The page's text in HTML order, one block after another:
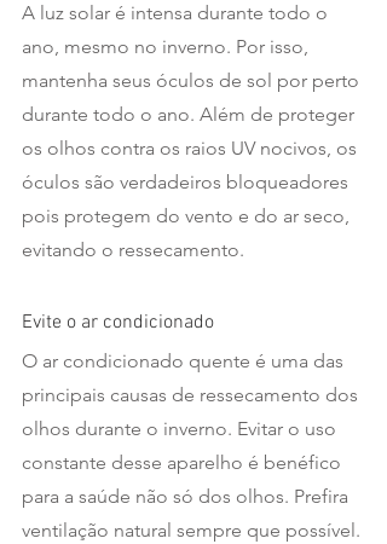
A luz solar é intensa durante todo o
ano, mesmo no inverno. Por isso,
mantenha seus óculos de sol por perto
durante todo o ano. Além de proteger
os olhos contra os raios UV nocivos, os
óculos são verdadeiros bloqueadores
pois protegem do vento e do ar seco,
evitando o ressecamento.
Evite o ar condicionado
O ar condicionado quente é uma das
principais causas de ressecamento dos
olhos durante o inverno. Evitar o uso
constante desse aparelho é benéfico
para a saúde não só dos olhos. Prefira
ventilação natural sempre que possível.